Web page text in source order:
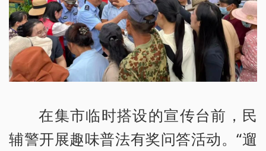
在集市临时搭设的宣传台前，民
辅警开展趣味普法有奖问答活动。“遛